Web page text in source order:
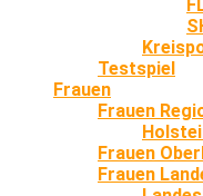
Testspiel
Frauen
Frauen
Frauen
Frauen